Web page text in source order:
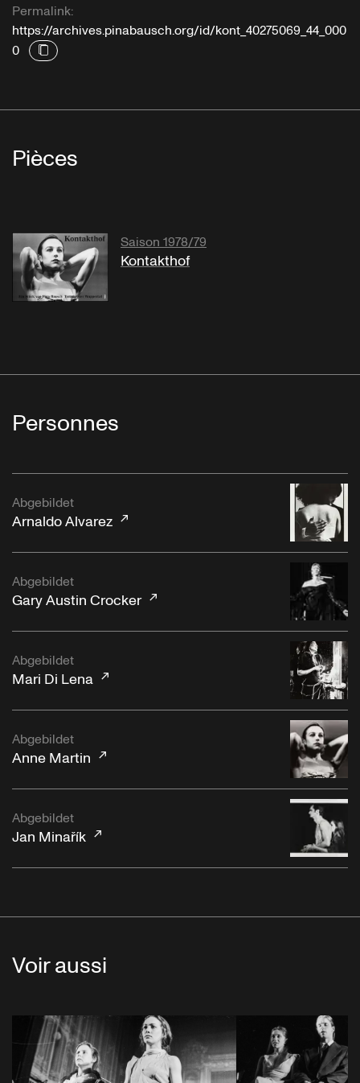
Permalink:
https://archives.pinabausch.org/id/kont_40275069_44_000
0
Pièces
Saison 1978/79
Kontakthof
Personnes
Abgebildet
Arnaldo Alvarez
Abgebildet
Gary Austin Crocker
Abgebildet
Mari Di Lena
Abgebildet
Anne Martin
Abgebildet
Jan Minařík
Voir aussi